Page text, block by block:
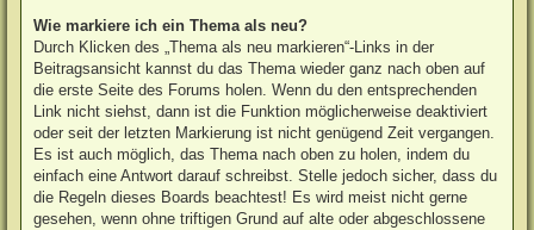
Wie markiere ich ein Thema als neu?
Durch Klicken des „Thema als neu markieren“-Links in der
Beitragsansicht kannst du das Thema wieder ganz nach oben auf
die erste Seite des Forums holen. Wenn du den entsprechenden
Link nicht siehst, dann ist die Funktion möglicherweise deaktiviert
oder seit der letzten Markierung ist nicht genügend Zeit vergangen.
Es ist auch möglich, das Thema nach oben zu holen, indem du
einfach eine Antwort darauf schreibst. Stelle jedoch sicher, dass du
die Regeln dieses Boards beachtest! Es wird meist nicht gerne
gesehen, wenn ohne triftigen Grund auf alte oder abgeschlossene